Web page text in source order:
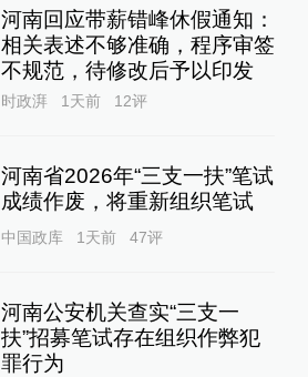
河南回应带薪错峰休假通知：
相关表述不够准确，程序审签
不规范，待修改后予以印发
时政湃 1天前 12评
河南省2026年“三支一扶”笔试
成绩作废，将重新组织笔试
中国政库 1天前 47评
河南公安机关查实“三支一
扶”招募笔试存在组织作弊犯
罪行为